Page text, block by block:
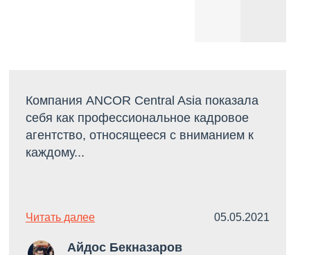
Компания ANCOR Central Asia показала
себя как профессиональное кадровое
агентство, относящееся с вниманием к
каждому...
Читать далее 05.05.2021
Айдос Бекназаров